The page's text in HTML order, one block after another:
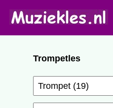
Trompetles